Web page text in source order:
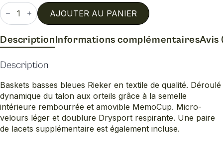
quantité
de
U3505
AJOUTER AU PANIER
DescriptionInformations complémentairesAvis
Description
Baskets basses bleues Rieker en textile de qualité. Déroulé
dynamique du talon aux orteils grâce à la semelle
intérieure rembourrée et amovible MemoCup. Micro-
velours léger et doublure Drysport respirante. Une paire
de lacets supplémentaire est également incluse.